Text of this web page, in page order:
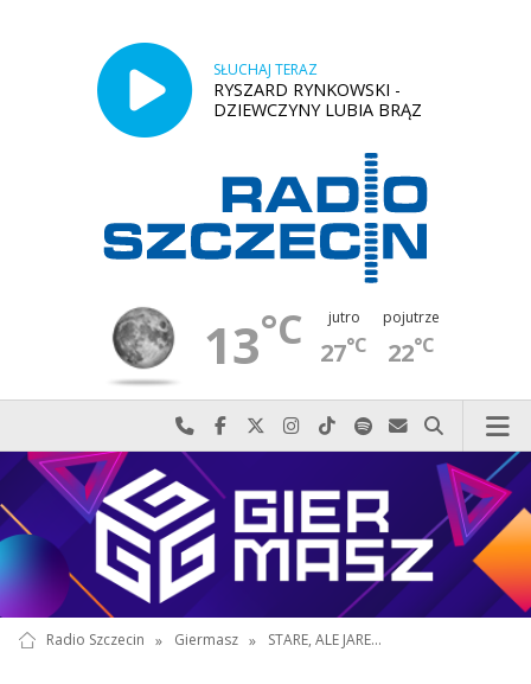
SŁUCHAJ TERAZ
RYSZARD RYNKOWSKI -
DZIEWCZYNY LUBIA BRĄZ
13°C jutro
27°C
pojutrze
22°C
Najlepiej po prostu do nas zadzwoń
Odwiedź nas na Facebook-u
Odwiedź nas na X
Odwiedź nas na Instagram-ie
Odwiedź nas na TikTok-u
Szukaj nas na Spotify
Wyślij do nas
Szukaj
Radio Szczecin » Giermasz » STARE, ALE JARE...